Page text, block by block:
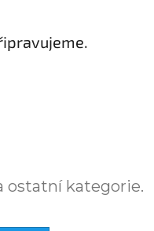
ostatní kategorie.